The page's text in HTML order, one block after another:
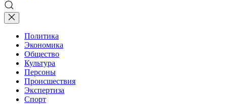
Политика
Экономика
Общество
Культура
Персоны
Происшествия
Экспертиза
Спорт